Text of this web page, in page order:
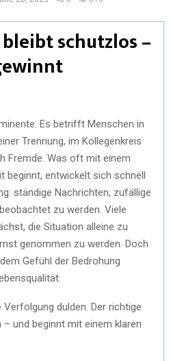
schutzlos –
Es betrifft Menschen in
Trennung, im Kollegenkreis
Fremde. Was oft mit einem
beginnt, entwickelt sich schnell
ständige Nachrichten, zufällige
zu werden. Viele
die Situation alleine zu
genommen zu werden. Doch
Gefühl der Bedrohung
dulden. Der richtige
und beginnt mit einem klaren